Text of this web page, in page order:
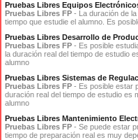
Pruebas Libres Equipos
Pruebas Libres FP - La duración de
tiempo que estudie el alumno. Es
Pruebas Libres Desarrollo de
Pruebas Libres FP - Es posible
la duración real del tiempo de estudio
alumno
Pruebas Libres Sistemas de
Pruebas Libres FP - Es posible estar
duración real del tiempo de estudio es
alumno
Pruebas Libres Mantenimiento
Pruebas Libres FP - Se puede estar
tiempo de preparación real es muy